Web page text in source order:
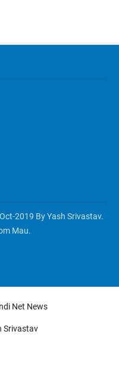
2019 By Yash Srivastav.
Mau.
Net News
Srivastav